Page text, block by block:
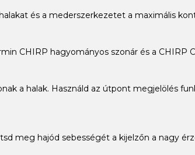
és a mederszerkezetet a maximális
CHIRP hagyományos szonár és a CHIRP
a halak. Használd az útpont megjelölés
meg hajód sebességét a kijelzőn a nagy